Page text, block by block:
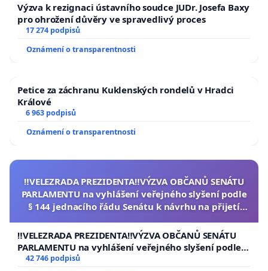
Výzva k rezignaci ústavního soudce JUDr. Josefa Baxy
pro ohrožení důvěry ve spravedlivý proces
17 274 podpisů
Oznámení o transparentnosti
Petice za záchranu Kuklenských rondelů v Hradci
Králové
6 963 podpisů
Oznámení o transparentnosti
‼️VELEZRADA PREZIDENTA‼️VÝZVA OBČANŮ SENÁTU
PARLAMENTU na vyhlášení veřejného slyšení podle
§ 144 jednacího řádu Senátu k návrhu na přijetí
republiky
‼️VELEZRADA PREZIDENTA‼️VÝZVA OBČANŮ SENÁTU
PARLAMENTU na vyhlášení veřejného slyšení podle §
144 jednacího řádu Senátu k návrhu na přijetí
42 746 podpisů